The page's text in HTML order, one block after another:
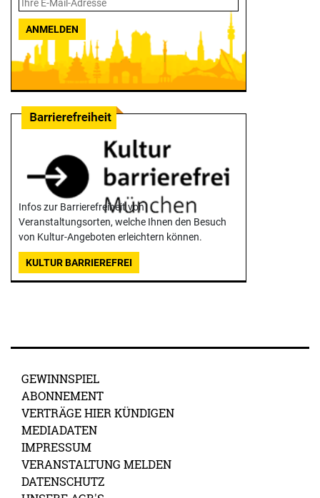
ANMELDEN
Infos zur Barrierefreiheit von
Veranstaltungsorten, welche Ihnen den Besuch
von Kultur-Angeboten erleichtern können.
KULTUR BARRIEREFREI
GEWINNSPIEL
ABONNEMENT
VERTRÄGE HIER KÜNDIGEN
MEDIADATEN
IMPRESSUM
VERANSTALTUNG MELDEN
DATENSCHUTZ